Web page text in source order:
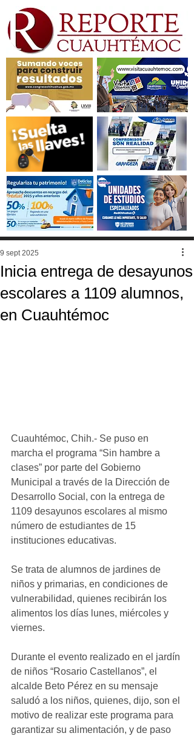
Inicia entrega de desayunos
escolares a 1109 alumnos,
en Cuauhtémoc
9 sept 2025
Cuauhtémoc, Chih.- Se puso en
marcha el programa “Sin hambre a
clases” por parte del Gobierno
Municipal a través de la Dirección de
Desarrollo Social, con la entrega de
1109 desayunos escolares al mismo
número de estudiantes de 15
instituciones educativas.
Se trata de alumnos de jardines de
niños y primarias, en condiciones de
vulnerabilidad, quienes recibirán los
alimentos los días lunes, miércoles y
viernes.
Durante el evento realizado en el jardín
de niños “Rosario Castellanos”, el
alcalde Beto Pérez en su mensaje
saludó a los niños, quienes, dijo, son el
motivo de realizar este programa para
garantizar su alimentación, y de paso